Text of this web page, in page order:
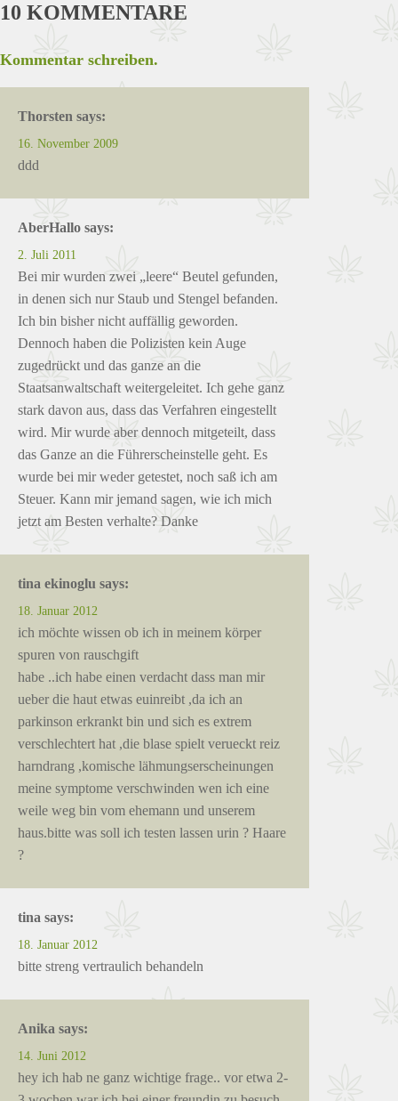
10 KOMMENTARE
Kommentar schreiben.
Thorsten says:
16. November 2009
ddd
AberHallo says:
2. Juli 2011
Bei mir wurden zwei „leere“ Beutel gefunden,
in denen sich nur Staub und Stengel befanden.
Ich bin bisher nicht auffällig geworden.
Dennoch haben die Polizisten kein Auge
zugedrückt und das ganze an die
Staatsanwaltschaft weitergeleitet. Ich gehe ganz
stark davon aus, dass das Verfahren eingestellt
wird. Mir wurde aber dennoch mitgeteilt, dass
das Ganze an die Führerscheinstelle geht. Es
wurde bei mir weder getestet, noch saß ich am
Steuer. Kann mir jemand sagen, wie ich mich
jetzt am Besten verhalte? Danke
tina ekinoglu says:
18. Januar 2012
ich möchte wissen ob ich in meinem körper
spuren von rauschgift
habe ..ich habe einen verdacht dass man mir
ueber die haut etwas euinreibt ,da ich an
parkinson erkrankt bin und sich es extrem
verschlechtert hat ,die blase spielt verueckt reiz
harndrang ,komische lähmungserscheinungen
meine symptome verschwinden wen ich eine
weile weg bin vom ehemann und unserem
haus.bitte was soll ich testen lassen urin ? Haare
?
tina says:
18. Januar 2012
bitte streng vertraulich behandeln
Anika says:
14. Juni 2012
hey ich hab ne ganz wichtige frage.. vor etwa 2-